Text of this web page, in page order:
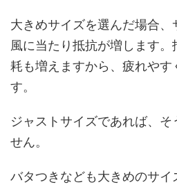
大きめサイズを選んだ場合
風に当たり抵抗が増します
耗も増えますから、疲れや
す。
ジャストサイズであれば、そ
せん。
バタつきなども大きめのサ